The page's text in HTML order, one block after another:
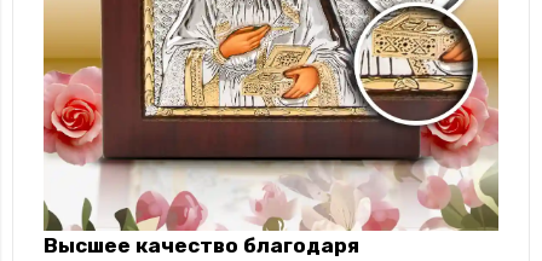
Высшее качество благодаря